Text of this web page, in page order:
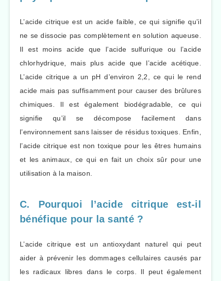
L’acide citrique est un acide faible, ce qui signifie qu’il
ne se dissocie pas complètement en solution aqueuse.
Il est moins acide que l’acide sulfurique ou l’acide
chlorhydrique, mais plus acide que l’acide acétique.
L’acide citrique a un pH d’environ 2,2, ce qui le rend
acide mais pas suffisamment pour causer des brûlures
chimiques. Il est également biodégradable, ce qui
signifie qu’il se décompose facilement dans
l’environnement sans laisser de résidus toxiques. Enfin,
l’acide citrique est non toxique pour les êtres humains
et les animaux, ce qui en fait un choix sûr pour une
utilisation à la maison.
C. Pourquoi l’acide citrique est-il
bénéfique pour la santé ?
L’acide citrique est un antioxydant naturel qui peut
aider à prévenir les dommages cellulaires causés par
les radicaux libres dans le corps. Il peut également